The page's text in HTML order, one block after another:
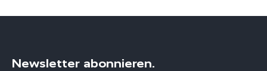
Newsletter abonnieren.